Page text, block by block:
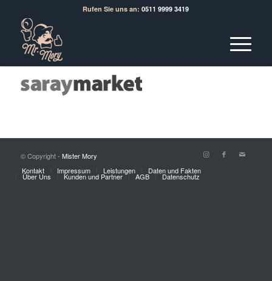
Rufen Sie uns an: 0511 9999 3419
© Copyright - Mister Mory
Kontakt
Impressum Leistungen Daten und Fakten
Über Uns Kunden und Partner AGB Datenschutz